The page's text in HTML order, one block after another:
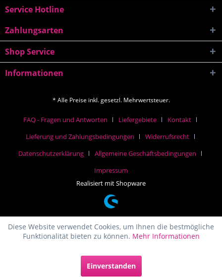
Service Hotline
Zahlungsarten
Shop Service
Informationen
* Alle Preise inkl. gesetzl. Mehrwertsteuer.
FAQ - Fragen und Antworten Liefergebiete
Kontakt
Lieferung und Zahlungsbedingungen
Widerrufsrecht
Datenschutzerklärung
Allgemeine Geschäftsbedingungen
Impressum
Realisiert mit Shopware
Diese Website verwendet Cookies, um Ihnen die bestmögliche
Funktionalität bieten zu können. Mehr Informationen
Einverstanden